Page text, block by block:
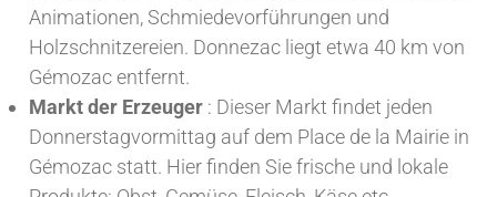
Animationen, Schmiedevorführungen und
Holzschnitzereien. Donnezac liegt etwa 40 km von
Gémozac entfernt.
Markt der Erzeuger : Dieser Markt findet jeden
Donnerstagvormittag auf dem Place de la Mairie in
Gémozac statt. Hier finden Sie frische und lokale